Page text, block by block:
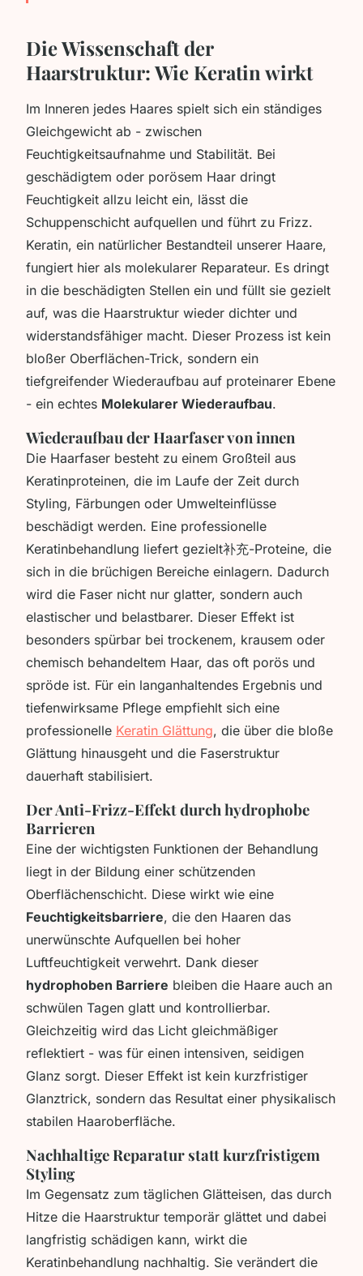
Die Wissenschaft der
Haarstruktur: Wie Keratin wirkt
Im Inneren jedes Haares spielt sich ein ständiges
Gleichgewicht ab - zwischen
Feuchtigkeitsaufnahme und Stabilität. Bei
geschädigtem oder porösem Haar dringt
Feuchtigkeit allzu leicht ein, lässt die
Schuppenschicht aufquellen und führt zu Frizz.
Keratin, ein natürlicher Bestandteil unserer Haare,
fungiert hier als molekularer Reparateur. Es dringt
in die beschädigten Stellen ein und füllt sie gezielt
auf, was die Haarstruktur wieder dichter und
widerstandsfähiger macht. Dieser Prozess ist kein
bloßer Oberflächen-Trick, sondern ein
tiefgreifender Wiederaufbau auf proteinarer Ebene
- ein echtes Molekularer Wiederaufbau.
Wiederaufbau der Haarfaser von innen
Die Haarfaser besteht zu einem Großteil aus
Keratinproteinen, die im Laufe der Zeit durch
Styling, Färbungen oder Umwelteinflüsse
beschädigt werden. Eine professionelle
Keratinbehandlung liefert gezielt补充-Proteine, die
sich in die brüchigen Bereiche einlagern. Dadurch
wird die Faser nicht nur glatter, sondern auch
elastischer und belastbarer. Dieser Effekt ist
besonders spürbar bei trockenem, krausem oder
chemisch behandeltem Haar, das oft porös und
spröde ist. Für ein langanhaltendes Ergebnis und
tiefenwirksame Pflege empfiehlt sich eine
professionelle Keratin Glättung, die über die bloße
Glättung hinausgeht und die Faserstruktur
dauerhaft stabilisiert.
Der Anti-Frizz-Effekt durch hydrophobe
Barrieren
Eine der wichtigsten Funktionen der Behandlung
liegt in der Bildung einer schützenden
Oberflächenschicht. Diese wirkt wie eine
Feuchtigkeitsbarriere, die den Haaren das
unerwünschte Aufquellen bei hoher
Luftfeuchtigkeit verwehrt. Dank dieser
hydrophoben Barriere bleiben die Haare auch an
schwülen Tagen glatt und kontrollierbar.
Gleichzeitig wird das Licht gleichmäßiger
reflektiert - was für einen intensiven, seidigen
Glanz sorgt. Dieser Effekt ist kein kurzfristiger
Glanztrick, sondern das Resultat einer physikalisch
stabilen Haaroberfläche.
Nachhaltige Reparatur statt kurzfristigem
Styling
Im Gegensatz zum täglichen Glätteisen, das durch
Hitze die Haarstruktur temporär glättet und dabei
langfristig schädigen kann, wirkt die
Keratinbehandlung nachhaltig. Sie verändert die